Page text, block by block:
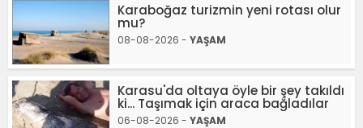
Karaboğaz turizmin yeni rotası olur
mu?
08-08-2026 - YAŞAM
Karasu'da oltaya öyle bir şey takıldı
ki... Taşımak için araca bağladılar
06-08-2026 - YAŞAM